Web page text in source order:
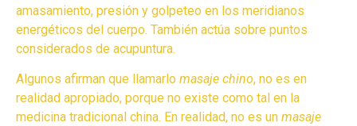
amasamiento, presión y golpeteo en los meridianos
energéticos del cuerpo. También actúa sobre puntos
considerados de acupuntura.
Algunos afirman que llamarlo masaje chino, no es en
realidad apropiado, porque no existe como tal en la
medicina tradicional china. En realidad, no es un masaje